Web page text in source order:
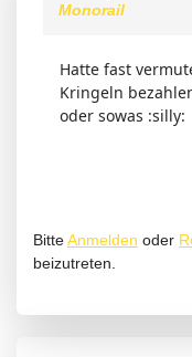
Monorail
Hatte fast
Kringeln
oder sowas :silly:
BitteAnmelden oder
beizutreten.